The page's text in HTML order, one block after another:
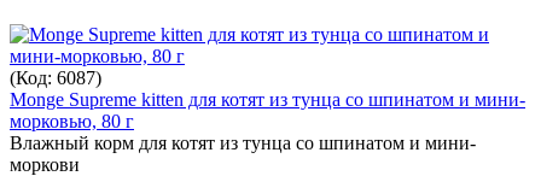
(Код: 6087)
Monge Supreme kitten для котят из тунца со шпинатом и мини-
морковью, 80 г
Влажный корм для котят из тунца со шпинатом и мини-
моркови